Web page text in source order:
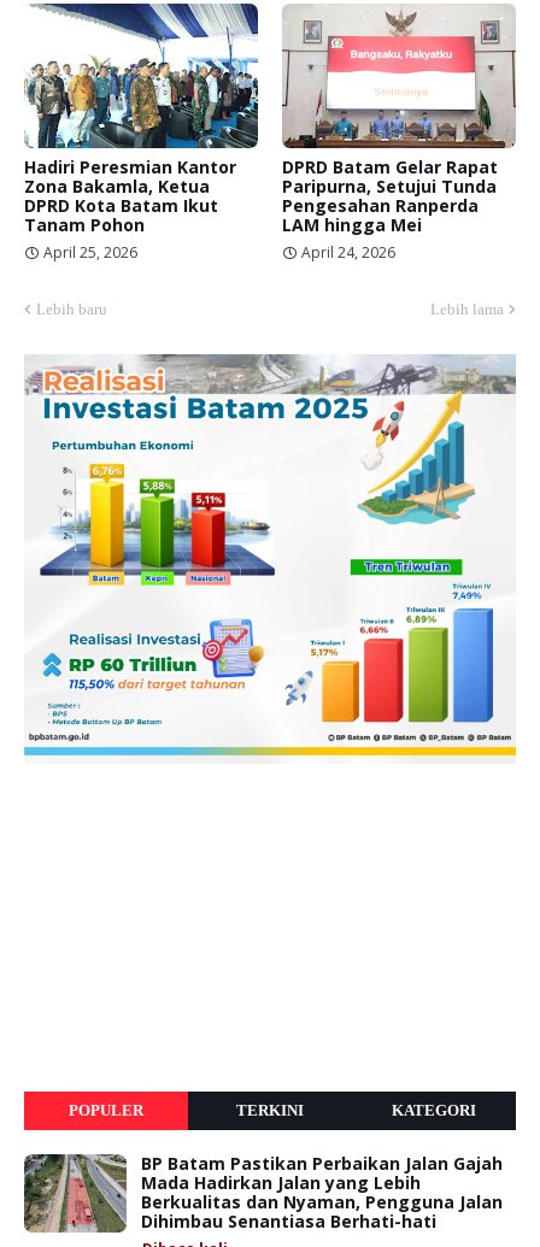
Hadiri Peresmian Kantor
Zona Bakamla, Ketua
DPRD Kota Batam Ikut
Tanam Pohon
April 25, 2026
DPRD Batam Gelar Rapat
Paripurna, Setujui Tunda
Pengesahan Ranperda
LAM hingga Mei
April 24, 2026
Lebih baru Lebih lama
POPULER TERKINI KATEGORI
BP Batam Pastikan Perbaikan Jalan Gajah
Mada Hadirkan Jalan yang Lebih
Berkualitas dan Nyaman, Pengguna Jalan
Dihimbau Senantiasa Berhati-hati